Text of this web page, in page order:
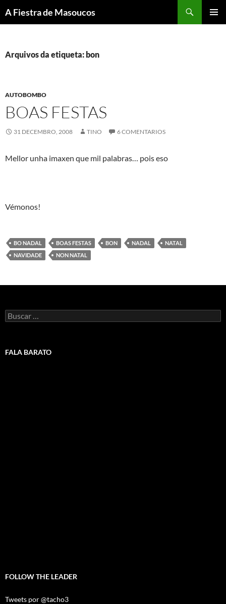
aoA Fiestra de Masoucos
Arquivos da etiqueta: bon
AUTOBOMBO
BOAS FESTAS
31 DECEMBRO, 2008 TINO 6 COMENTARIOS
Mellor unha imaxen que mil palabras… pois eso
Vémonos!
BO NADAL BOAS FESTAS BON NADAL
NATAL
NAVIDADE
NON NATAL
Buscar:
FALA BARATO
FOLLOW THE LEADER
Tweets por @tacho3